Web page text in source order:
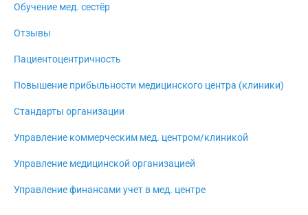
Обучение мед. сестёр
Отзывы
Пациентоцентричность
Повышение прибыльности медицинского центра (клиники)
Стандарты организации
Управление коммерческим мед. центром/клиникой
Управление медицинской организацией
Управление финансами учет в мед. центре